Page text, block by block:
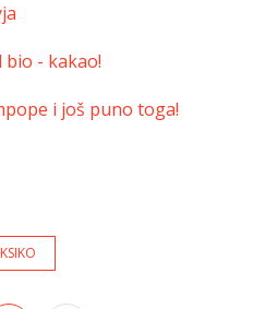
bio - kakao!
i još puno toga!